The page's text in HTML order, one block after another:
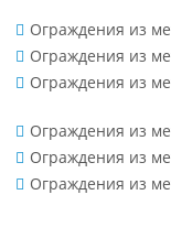
Ограждения из
Ограждения из
Ограждения из
Ограждения из
Ограждения из
Ограждения из